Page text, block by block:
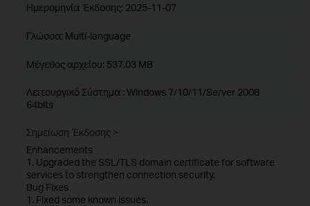
Ημερομηνία Έκδοσης: 2025-11-07
Γλώσσα: Multi-language
Μέγεθος αρχείου: 537.03 MB
Λειτουργικό Σύστημα : Windows 7/10/11/Server 2008
64bits
Σημείωση Έκδοσης >
Enhancements
1. Upgraded the SSL/TLS domain certificate for software
services to strengthen connection security.
Bug Fixes
1. Fixed some known issues.